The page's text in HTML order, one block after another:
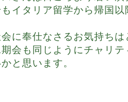
イタリア留学から帰国
に奉仕なさるお気持ち
会も同じようにチャリ
と思います。